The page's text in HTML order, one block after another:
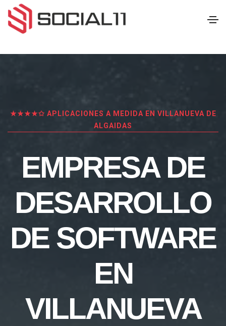
★★★★✩ APLICACIONES A MEDIDA EN VILLANUEVA DE
ALGAIDAS
EMPRESA DE
DESARROLLO
DE SOFTWARE
EN
VILLANUEVA